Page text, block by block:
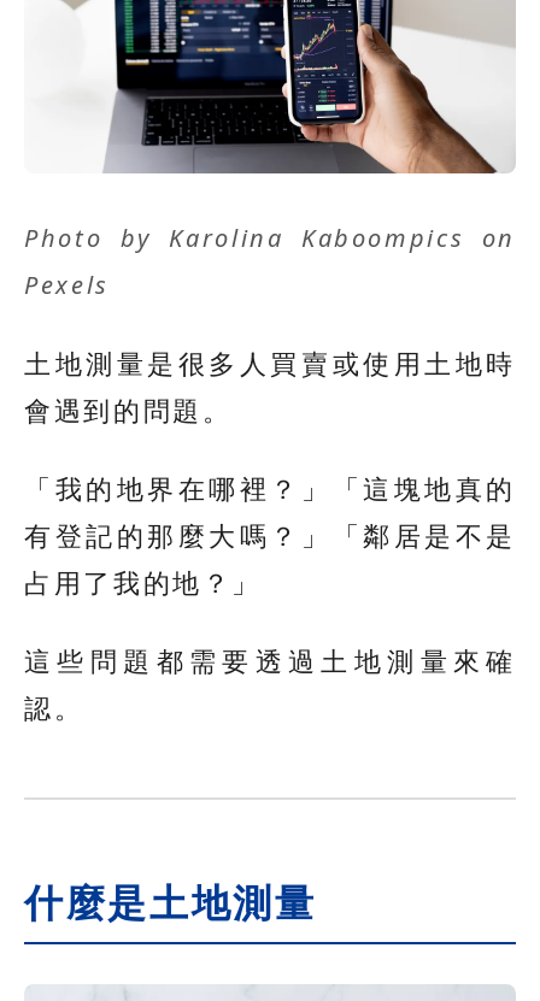
Photo by Karolina Kaboompics
on
Pexels
土地測量是很多人買賣或使用土地時
會遇到的問題。
「我的地界在哪裡？」「這塊地真的
有登記的那麼大嗎？」「鄰居是不是
占用了我的地？」
這些問題都需要透過土地測量來確
認。
什麼是土地測量